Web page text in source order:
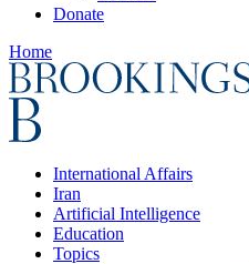
Donate
Home
International Affairs
Iran
Artificial Intelligence
Education
Topics